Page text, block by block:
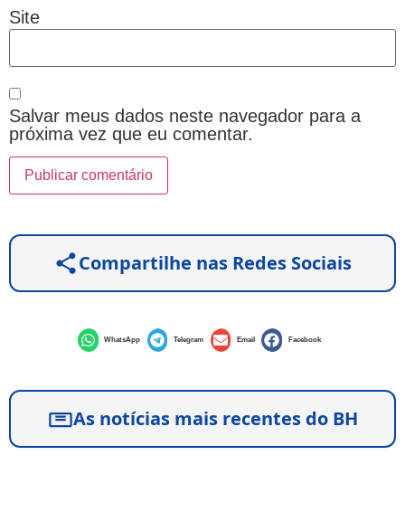
Site
Salvar meus dados neste navegador para a
próxima vez que eu comentar.
Compartilhe nas Redes Sociais
WhatsApp Telegram Email Facebook
As notícias mais recentes do BH